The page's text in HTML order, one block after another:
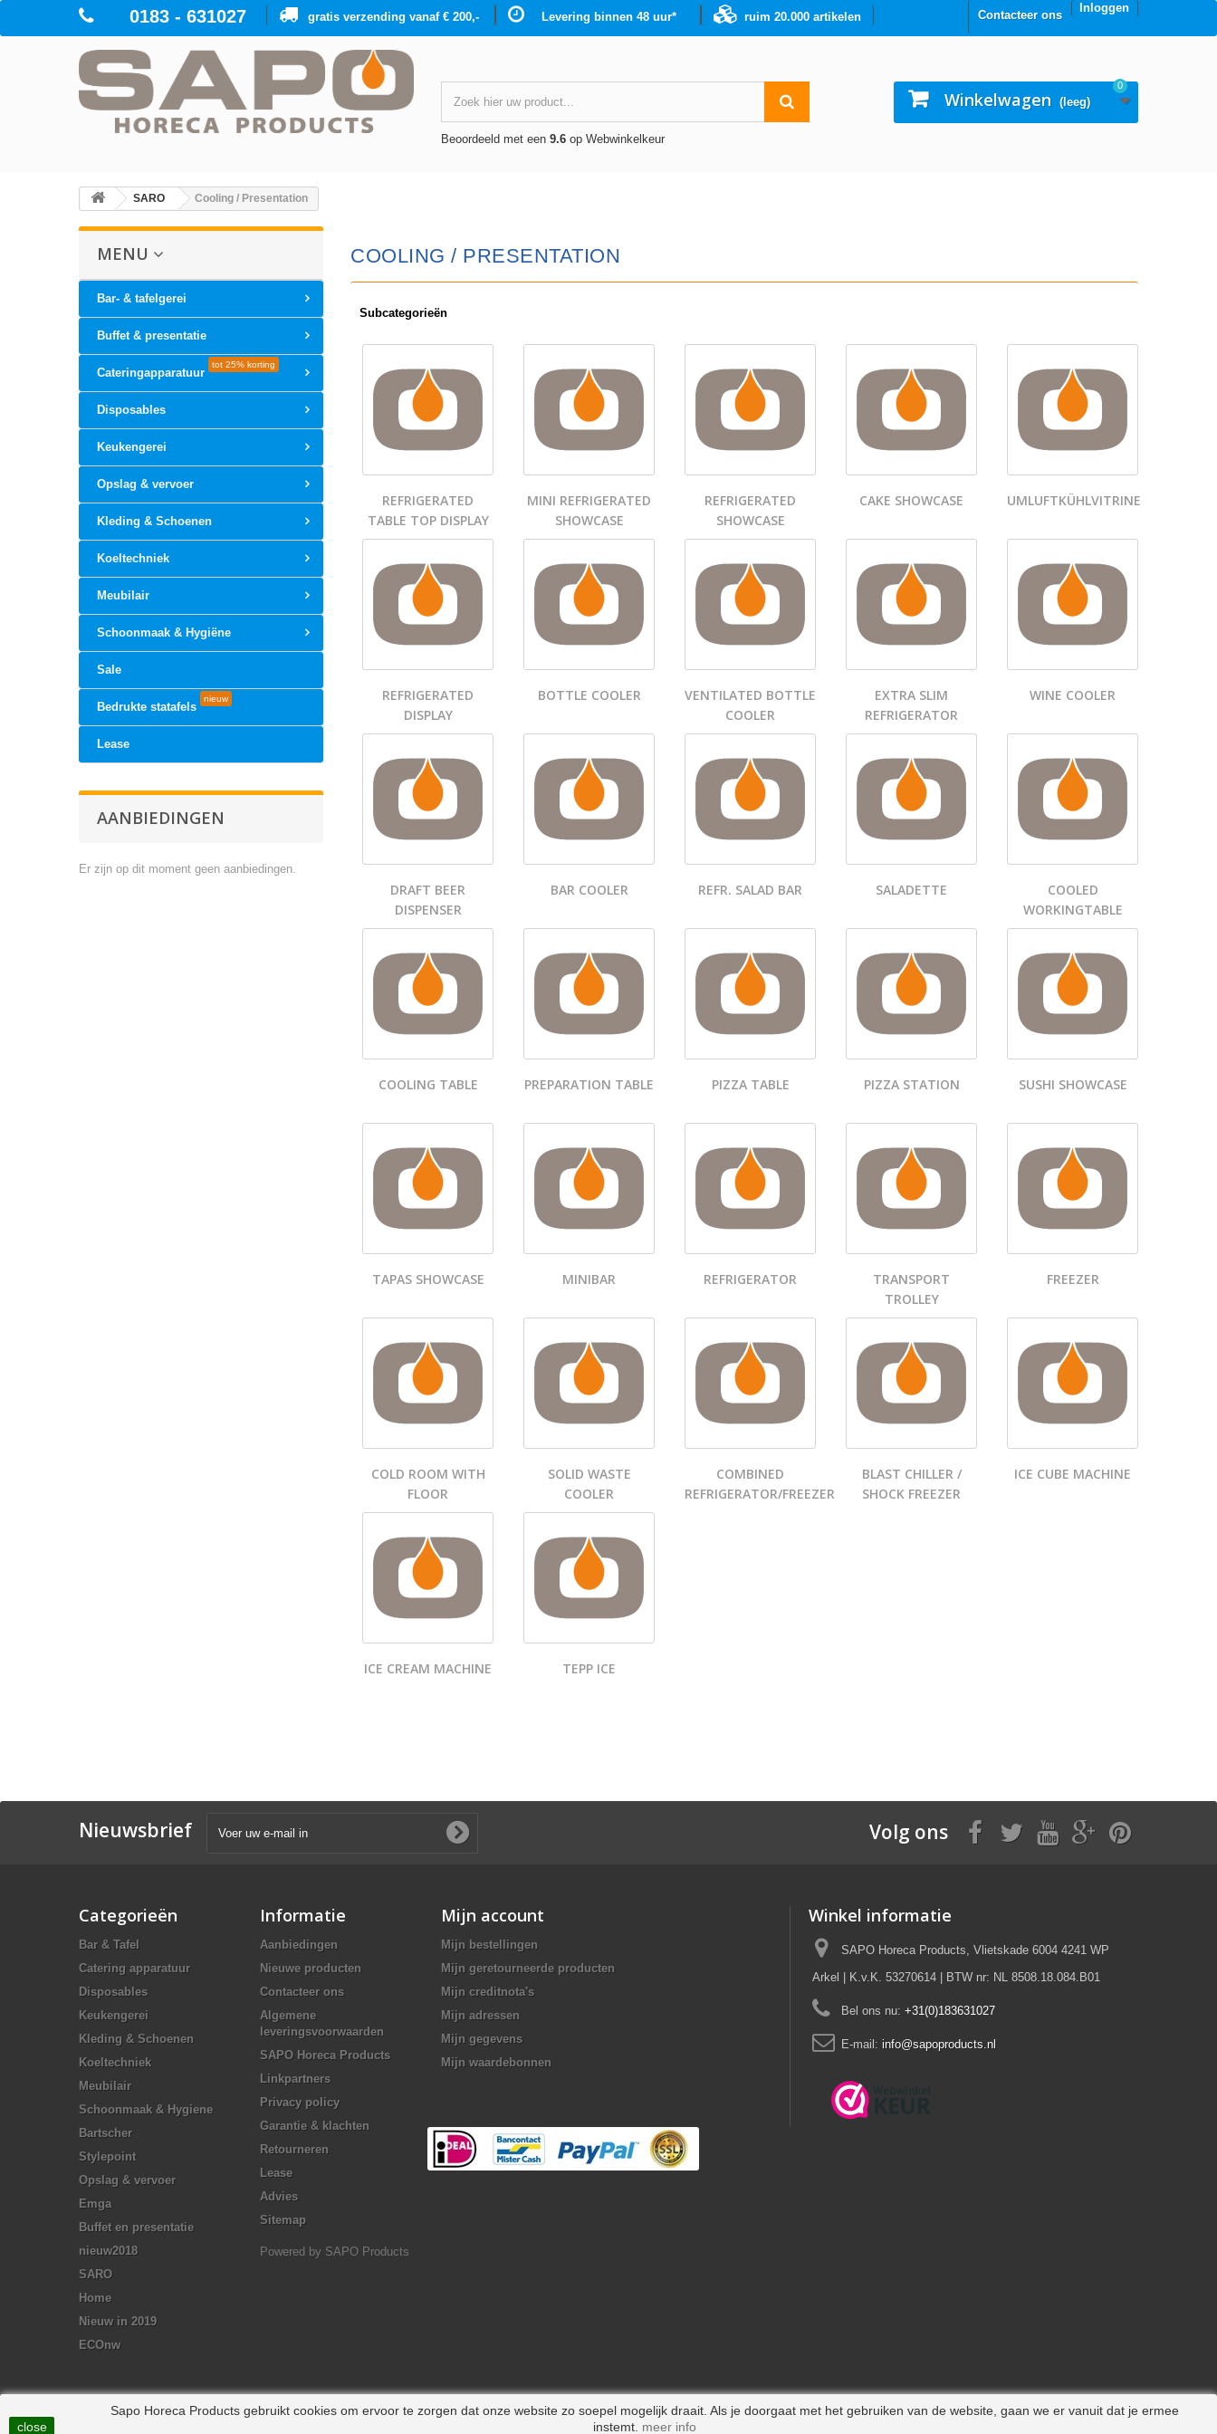
Inloggen
Contacteer ons
0183 - 631027 ruim 20.000 artikelen
Levering binnen 48 uur*
gratis verzending vanaf € 200,-
Beoordeeld met een 9.6op Webwinkelkeur
Winkelwagen (leeg)
0
SARO Cooling / Presentation
MENU
Bar- & tafelgerei
Buffet & presentatie
Cateringapparatuur
tot 25% korting
Disposables
Keukengerei
Opslag & vervoer
Kleding & Schoenen
Koeltechniek
Meubilair
Schoonmaak & Hygiëne
Sale
Bedrukte statafels
nieuw
Lease
AANBIEDINGEN
Er zijn op dit moment geen aanbiedingen.
COOLING / PRESENTATION
Subcategorieën
REFRIGERATED
TABLE TOP DISPLAY
MINI REFRIGERATED
SHOWCASE
REFRIGERATED
SHOWCASE
CAKE SHOWCASE UMLUFTKÜHLVITRINE
REFRIGERATED
DISPLAY
BOTTLE COOLER
VENTILATED BOTTLE
COOLER
EXTRA SLIM
REFRIGERATOR
WINE COOLER
DRAFT BEER
DISPENSER
BAR COOLER REFR. SALAD BAR SALADETTE
COOLED
WORKINGTABLE
COOLING TABLE PREPARATION TABLE PIZZA TABLE PIZZA STATION SUSHI SHOWCASE
TAPAS SHOWCASE MINIBAR REFRIGERATOR
TRANSPORT
TROLLEY
FREEZER
COLD ROOM WITH
FLOOR
SOLID WASTE
COOLER
COMBINED
REFRIGERATOR/FREEZER
BLAST CHILLER /
SHOCK FREEZER
ICE CUBE MACHINE
ICE CREAM MACHINE TEPP ICE
Nieuwsbrief Volg ons
Categorieën
Bar & Tafel
Catering apparatuur
Disposables
Keukengerei
Kleding & Schoenen
Koeltechniek
Meubilair
Schoonmaak & Hygiene
Bartscher
Stylepoint
Opslag & vervoer
Emga
Buffet en presentatie
nieuw2018
SARO
Home
Nieuw in 2019
ECOnw
Informatie
Aanbiedingen
Nieuwe producten
Contacteer ons
Algemene
leveringsvoorwaarden
SAPO Horeca Products
Linkpartners
Privacy policy
Garantie & klachten
Retourneren
Lease
Advies
Sitemap
Powered by SAPO Products
Mijn account
Mijn bestellingen
Mijn geretourneerde producten
Mijn creditnota's
Mijn adressen
Mijn gegevens
Mijn waardebonnen
Winkel informatie
SAPO Horeca Products, Vlietskade 6004 4241 WP
Arkel | K.v.K. 53270614 | BTW nr: NL 8508.18.084.B01
Bel ons nu: +31(0)183631027
E-mail: info@sapoproducts.nl
close
Sapo Horeca Products gebruikt cookies om ervoor te zorgen dat onze website zo soepel mogelijk draait. Als je doorgaat met het gebruiken van de website, gaan we er vanuit dat je ermee
instemt. meer info